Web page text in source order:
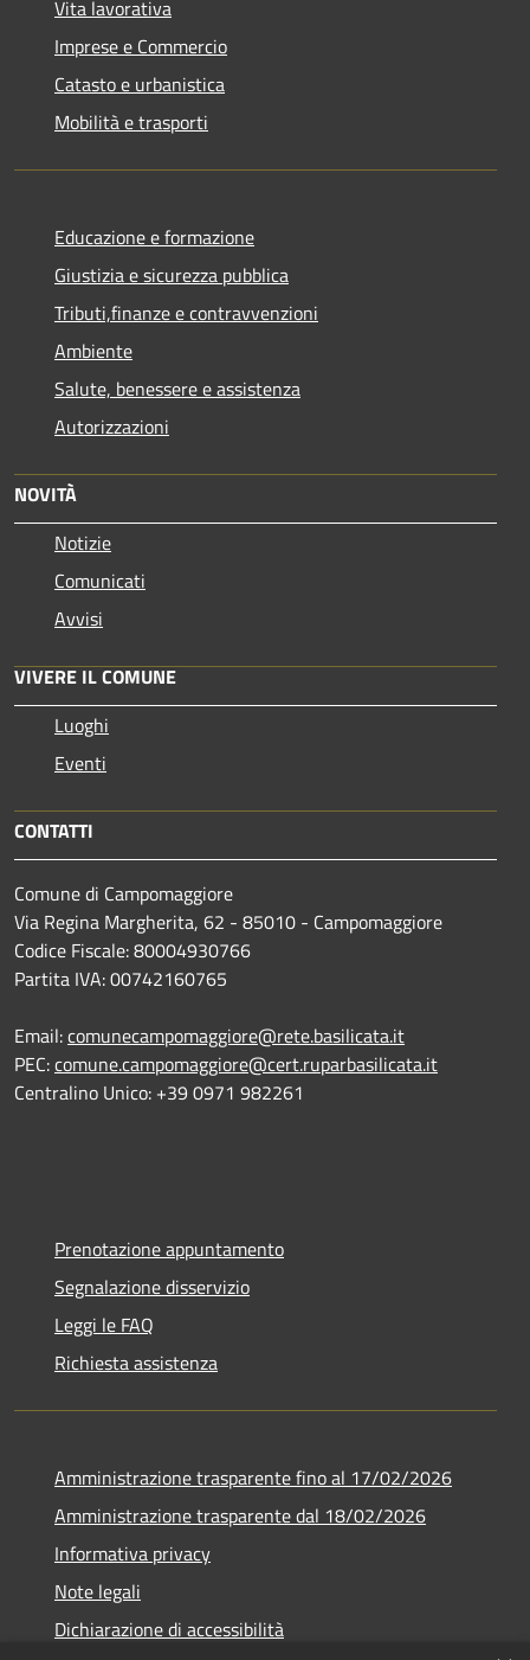
Vita lavorativa
Imprese e Commercio
Catasto e urbanistica
Mobilità e trasporti
Educazione e formazione
Giustizia e sicurezza pubblica
Tributi,finanze e contravvenzioni
Ambiente
Salute, benessere e assistenza
Autorizzazioni
NOVITÀ
Notizie
Comunicati
Avvisi
VIVERE IL COMUNE
Luoghi
Eventi
CONTATTI
Comune di Campomaggiore
Via Regina Margherita, 62 - 85010 - Campomaggiore
Codice Fiscale: 80004930766
Partita IVA: 00742160765
Email:comunecampomaggiore@rete.basilicata.it
PEC:comune.campomaggiore@cert.ruparbasilicata.it
Centralino Unico: +39 0971 982261
Prenotazione appuntamento
Segnalazione disservizio
Leggi le FAQ
Richiesta assistenza
Amministrazione trasparente fino al 17/02/2026
Amministrazione trasparente dal 18/02/2026
Informativa privacy
Note legali
Dichiarazione di accessibilità